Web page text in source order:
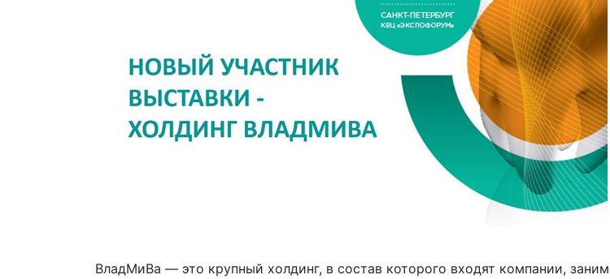
ВладМиВа — это крупный холдинг, в состав которого входят компании,